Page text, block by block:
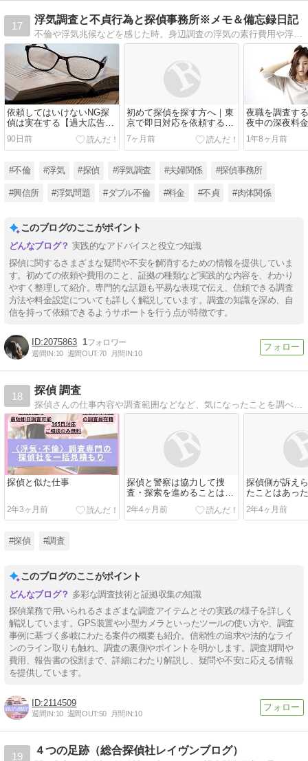
17
浮気調査と不貞行為と探偵事務所※メモ＆備忘録日記
不倫や浮気兆候などを感じた時。身辺調査の浮気の素行費用や浮気問題について。探偵事務所の依頼するとき、事前に知っておきたい大切なポイント。調べたことをメモ代わりにここに書きとめます。
依頼してはいけないNG探
偵は実在する【過大広告や
格安料金には注意】
90日前
初めて探偵を探す方へ｜東
京で即日対応を依頼する前
7ヶ月前
夜職を調査す
夜中の深夜料
1年8ヶ月前
#不倫 #浮気 #探偵 #浮気調査 #夫婦関係 #探偵事務所
#興信所 #浮気問題 #ダブル不倫 #料金 #不貞 #肉体関係
このブログのここがポイント
実践的なアドバイスと役立つ知識
探偵に関するさまざまな疑問や不安を解消するための情報を提供していま
す。初めての依頼や費用のこと、証拠の種類など実践的な内容を、わかり
やすく整理して紹介。専門的な話題も平易な表現で伝え、信頼できる調査
方法や料金設定についても詳しく解説しています。調査の知識を深め、自
信を持って依頼できるようサポートを行う点が特徴です。
2075863 1
週間IN:10 週間OUT:70 月間IN:10
18
探偵 調査
探偵さんの仕事内容や調査範囲などなど、気になったことを調べてまとめていきます。
探偵と似た仕事
2年3ヶ月前
探偵と警察は協力して捜
査・探索を進めることはあ
るのか？
2年4ヶ月前
探偵側が訴え
たことはあっ
か？
2年4ヶ月前
#探偵 #調査
このブログのここがポイント
多彩な調査技術と証拠収集の知識
探偵業務で用いられるさまざまな調査アイテムとその実践の様子を詳しく
解説しています。GPS装置や小型カメラといったツールの使い方や、調査
事例に基づく多岐にわたる案件の概要も紹介。信頼性の追求や法的なライ
ンのライン取りも触れ、調査の裏側やポイントを明かします。調査期間や
費用、報告書の役割まで、詳細にわたり解説し、疑問や不安に応える情報
を提供しています。
2114509
週間IN:10 週間OUT:50 月間IN:10
19
４つの足跡（総合探偵社レイヴンブログ）